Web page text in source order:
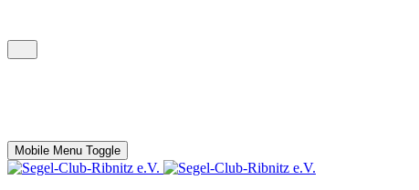
Mobile Menu Toggle